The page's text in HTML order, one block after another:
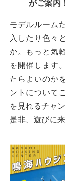
がご案内
モデルルーム
入したり色々
か。もっと気
を開催します
たらよいのか
ントについて
を見れるチャ
是非、遊びに